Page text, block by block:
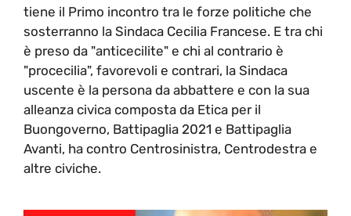
tiene il Primo incontro tra le forze politiche che
sosterranno la Sindaca Cecilia Francese. E tra chi
è preso da "anticecilite" e chi al contrario è
"procecilia", favorevoli e contrari, la Sindaca
uscente è la persona da abbattere e con la sua
alleanza civica composta da Etica per il
Buongoverno, Battipaglia 2021 e Battipaglia
Avanti, ha contro Centrosinistra, Centrodestra e
altre civiche.